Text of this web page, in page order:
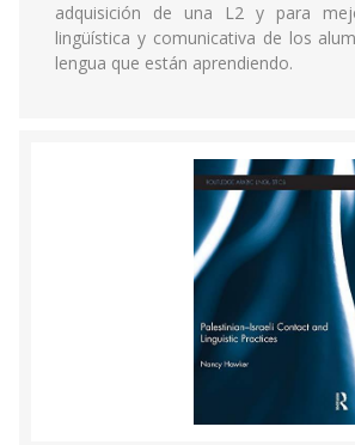
adquisición de una L2 y para
lingüística y comunicativa de los
lengua que están aprendiendo.